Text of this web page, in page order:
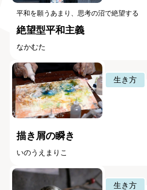
平和を願うあまり、思考の沼で絶望する
絶望型平和主義
なかむた
生き方
描き屑の瞬き
いのうえまりこ
生き方